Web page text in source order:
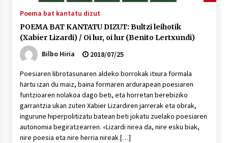
Poema bat kantatu dizut
POEMA BAT KANTATU DIZUT: Bultzi leihotik
(Xabier Lizardi) / Oi lur, oi lur (Benito Lertxundi)
Bilbo Hiria
2018/07/25
Poesiaren librotasunaren aldeko borrokak itxura formala
hartu izan du maiz, baina formaren ardurapean poesiaren
funtzioaren nolakoa dago beti, eta horretan berebiziko
garrantzia ukan zuten Xabier Lizardiren jarrerak eta obrak,
ingurune hiperpolitizatu batean beti jokatu zuelako poesiaren
autonomia begiratzearren. «Lizardi nirea da, nire esku biak,
nire poesia eta nire herria nireak […]